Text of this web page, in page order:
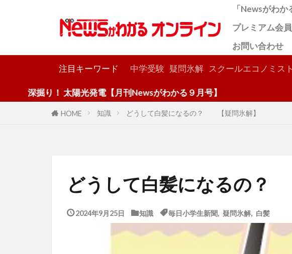
「Newsがわか
プレミアム会員
お問い合わせ
注目キーワード 中学受験 疑問氷解 スクールエコノミス
！ 太陽光発電【月刊Newsがわかる９月号】
HOME 知識 どうして白髪になるの？ 【疑問氷解】
どうして白髪になるの？
2024年9月25日 知識 毎日小学生新聞 疑問氷解, 白髪